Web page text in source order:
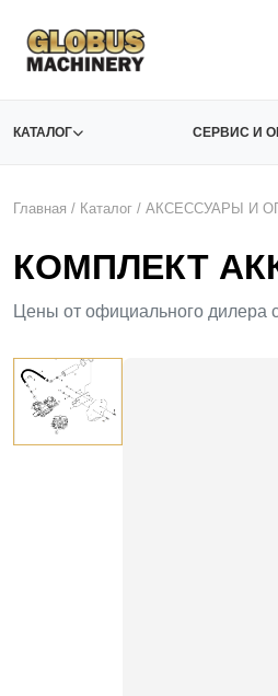
КАТАЛОГ СЕРВИС И
Главная / Каталог / АКСЕСCУАРЫ И
КОМПЛЕКТ
Цены от официального дилера